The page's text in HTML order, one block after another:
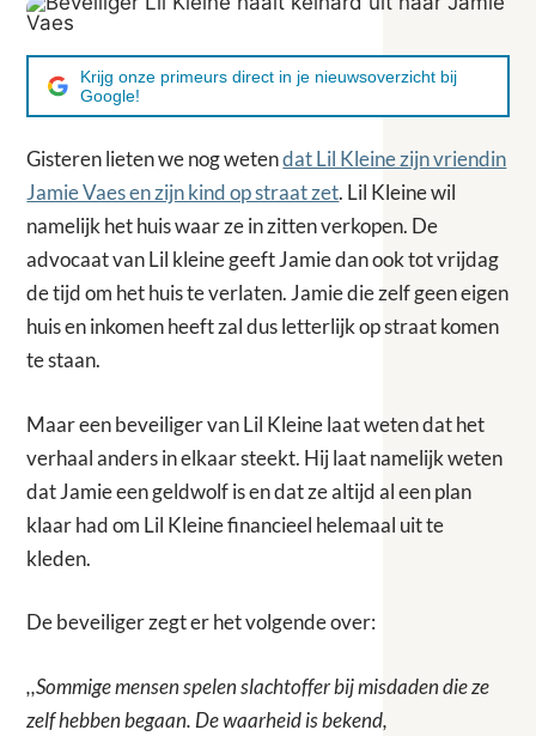
Krijg onze primeurs direct in je nieuwsoverzicht bij
Google!
Gisteren lieten we nog wetendat Lil Kleine zijn vriendin
Jamie Vaes en zijn kind op straat zet. Lil Kleine wil
namelijk het huis waar ze in zitten verkopen. De
advocaat van Lil kleine geeft Jamie dan ook tot vrijdag
de tijd om het huis te verlaten. Jamie die zelf geen eigen
huis en inkomen heeft zal dus letterlijk op straat komen
te staan.
Maar een beveiliger van Lil Kleine laat weten dat het
verhaal anders in elkaar steekt. Hij laat namelijk weten
dat Jamie een geldwolf is en dat ze altijd al een plan
klaar had om Lil Kleine financieel helemaal uit te
kleden.
De beveiliger zegt er het volgende over:
,,Sommige mensen spelen slachtoffer bij misdaden die ze
zelf hebben begaan. De waarheid is bekend,